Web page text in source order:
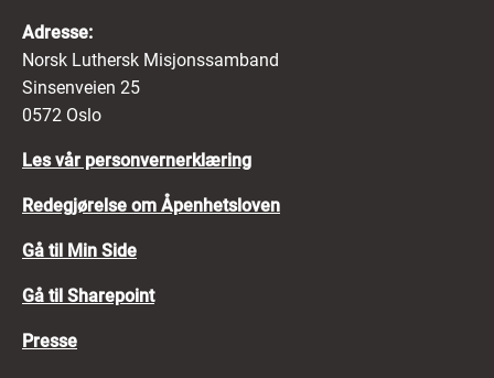
Adresse:
Norsk Luthersk Misjonssamband
Sinsenveien 25
0572 Oslo
Les vår personvernerklæring
Redegjørelse om Åpenhetsloven
Gå til Min Side
Gå til Sharepoint
Presse